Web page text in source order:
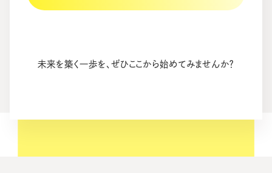
未来を築く一歩を、ぜひここから始めてみませんか？